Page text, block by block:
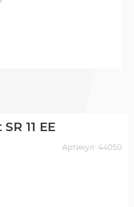
11 EE
Артикул: 44050